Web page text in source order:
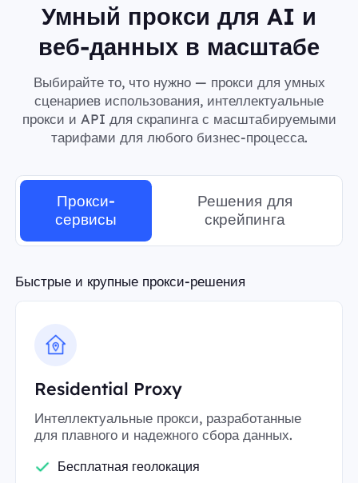
Умный прокси для AI и
веб-данных в масштабе
Выбирайте то, что нужно — прокси для умных
сценариев использования, интеллектуальные
прокси и API для скрапинга с масштабируемыми
тарифами для любого бизнес-процесса.
Прокси-
сервисы
Решения для
скрейпинга
Быстрые и крупные прокси-решения
Residential Proxy
Интеллектуальные прокси, разработанные
для плавного и надежного сбора данных.
Бесплатная геолокация